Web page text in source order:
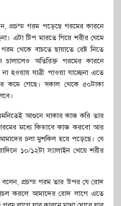
প্রচন্ড গরম পড়েছে গরমের কারনে
এটা টিপ মারতে গিয়ে শরীর ঘেমে
থেকে বাচতে ছায়াতে রেষ্ট নিতে
চালালেও অতিরিক্ত গরমের কারনে
হওয়ায় যাত্রী পাওয়া যাচ্ছেনা এতে
গেছে। সকাল থেকে ৫০টাকা
আগুনে থাকার কাজ করি তার
মধ্যে কিভাবে কাজ করবো আর
চলা মুশকিল হয়ে পড়েছে। যে
১০/১২টা স্যালাইন খেয়ে শরীর
বলেন, প্রচন্ড গরম তার উপর যে রোদ
করলে আমাদের রোদ লাগে এতে